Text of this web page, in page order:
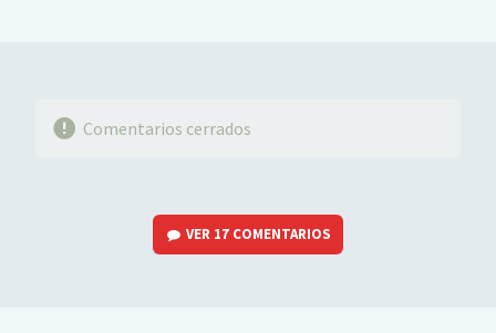
Comentarios cerrados
VER 17 COMENTARIOS